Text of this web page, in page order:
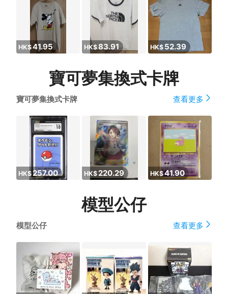
HK$41.95 HK$83.91 HK$ 52.39
寶可夢集換式卡牌
寶可夢集換式卡牌 查看更多
HK$257.00 HK$ 220.29 HK$41.90
模型公仔
模型公仔 查看更多